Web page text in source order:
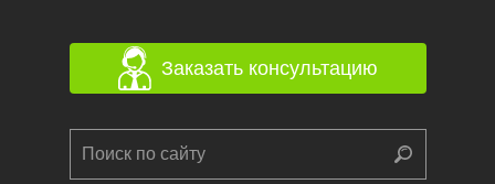
Заказать консультацию